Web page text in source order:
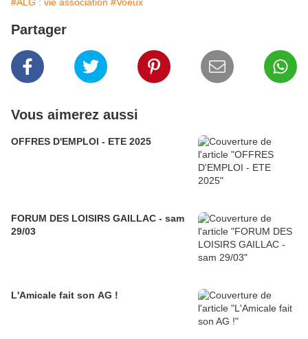
Partager
Vous aimerez aussi
OFFRES D'EMPLOI - ETE 2025
FORUM DES LOISIRS GAILLAC - sam
29/03
L'Amicale fait son AG !